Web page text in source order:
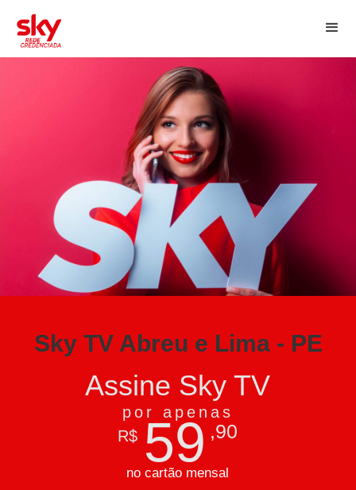
Sky TV Abreu e Lima - PE
Assine Sky TV
por apenas
R$ 59 ,90
no cartão mensal